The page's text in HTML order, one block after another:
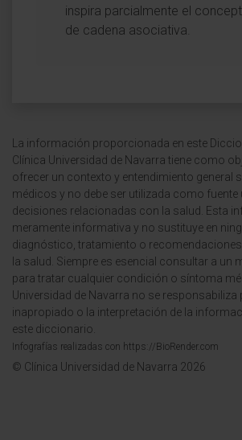
inspira parcialmente el
de cadena asociativa.
La información proporcionada en este
Clínica Universidad de Navarra tiene como
ofrecer un contexto y entendimiento general
médicos y no debe ser utilizada como
decisiones relacionadas con la salud. Esta
meramente informativa y no sustituye en
diagnóstico, tratamiento o
la salud. Siempre es esencial consultar a un
para tratar cualquier condición o síntoma
Universidad de Navarra no se responsabiliza
inapropiado o la interpretación de la
este diccionario.
Infografías realizadas con https://BioRender.com
© Clínica Universidad de Navarra 2026